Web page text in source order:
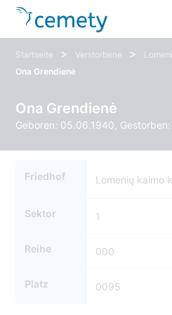
Startseite > Verstorbene >
Ona Grendienė
Ona Grendienė
Geboren: 05.06.1940,
Friedhof Lomenių kaimo
Sektor 1
Reihe 000
Platz 0095